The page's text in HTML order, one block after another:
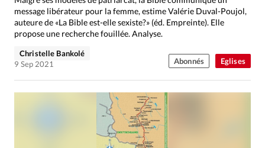
RUBRIQUES
Tous les articles
Actualité chrétienne
Actualité internationale
Chronique
Dossier
Eglises Génération réveil
Monde
Société
Tour du monde des Eglises
Trait d'Ixène
Vie Intérieure
Eglises
message libérateur pour la femme, estime Valérie Duval-Poujol,
auteure de «La Bible est-elle sexiste?» (éd. Empreinte). Elle
propose une recherche fouillée. Analyse.
Christelle Bankolé
9 Sep 2021
Abonnés